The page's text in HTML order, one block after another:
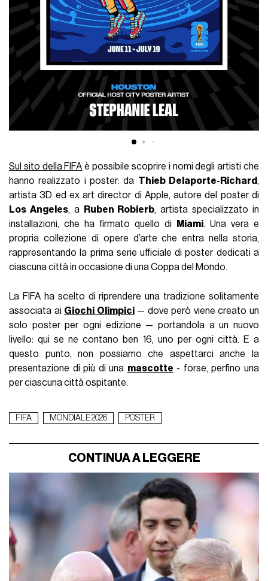
Sul sito della FIFA è possibile scoprire i nomi degli artisti che
hanno realizzato i poster: da Thieb Delaporte-Richard,
artista 3D ed ex art director di Apple, autore del poster di
Los Angeles, a Ruben Robierb, artista specializzato in
installazioni, che ha firmato quello di
Miami. Una vera e
propria collezione di opere d’arte che entra nella storia,
rappresentando la prima serie ufficiale di poster dedicati a
ciascuna città in occasione di una Coppa del Mondo.
La FIFA ha scelto di riprendere una tradizione solitamente
associata ai Giochi Olimpici— dove però viene creato un
solo poster per ogni edizione — portandola a un nuovo
livello: qui se ne contano ben 16, uno per ogni città. E a
questo punto, non possiamo che aspettarci anche la
presentazione di più di una mascotte - forse, perfino una
per ciascuna città ospitante.
FIFA MONDIALE 2026 POSTER
CONTINUA A LEGGERE